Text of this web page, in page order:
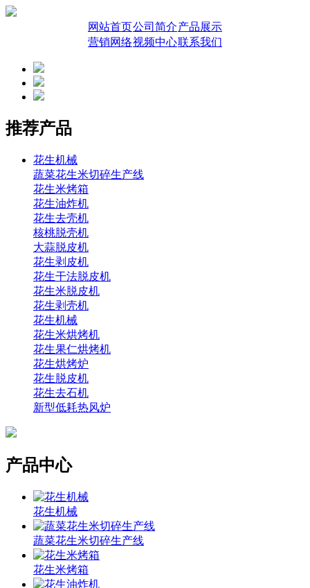
网站首页公司简介产品展示
营销网络视频中心联系我们
推荐产品
花生机械
蔬菜花生米切碎生产线
花生米烤箱
花生油炸机
花生去壳机
核桃脱壳机
大蒜脱皮机
花生剥皮机
花生干法脱皮机
花生米脱皮机
花生剥壳机
花生机械
花生米烘烤机
花生果仁烘烤机
花生烘烤炉
花生脱皮机
花生去石机
新型低耗热风炉
产品中心
花生机械
蔬菜花生米切碎生产线
花生米烤箱